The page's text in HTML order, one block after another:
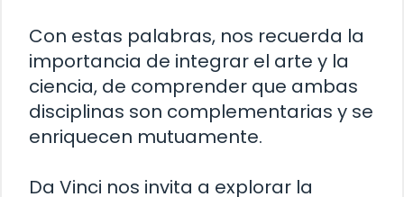
Con estas palabras, nos recuerda la
importancia de integrar el arte y la
ciencia, de comprender que ambas
disciplinas son complementarias y se
enriquecen mutuamente.
Da Vinci nos invita a explorar la